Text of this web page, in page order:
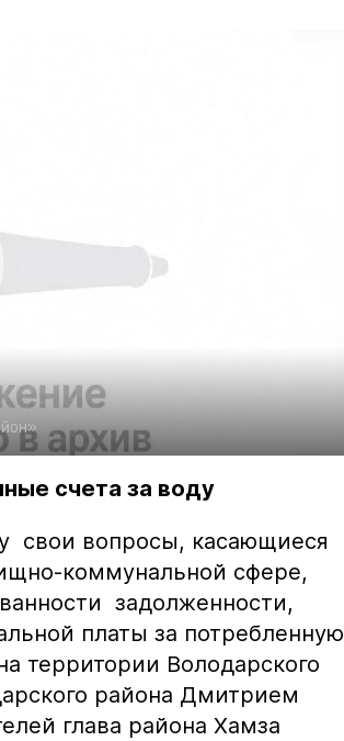
счета за воду
свои вопросы, касающиеся
коммунальной сфере,
задолженности,
платы за потребленную
территории Володарского
района Дмитрием
глава района Хамза